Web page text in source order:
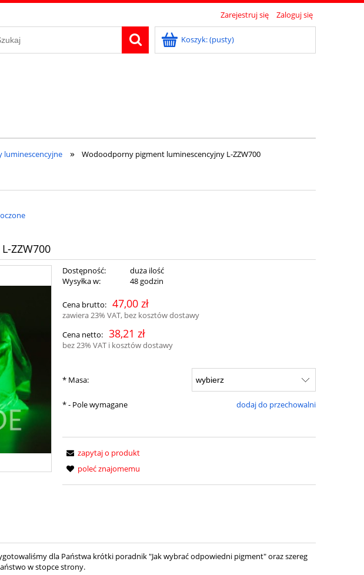
Zarejestruj się Zaloguj się
Koszyk:(pusty)
» Wodoodporny pigment luminescencyjny L-ZZW700
ZZW700
Dostępność:
duża ilość
Wysyłka w:
48 godzin
Cena brutto: 47,00 zł
zawiera 23% VAT, bez kosztów dostawy
Cena netto: 38,21 zł
bez 23% VAT i kosztów dostawy
* Masa:
dodaj do przechowalni
*- Pole wymagane
zapytaj o produkt
poleć znajomemu
dla Państwa krótki poradnik "Jak wybrać odpowiedni pigment" oraz szereg
w stopce strony.